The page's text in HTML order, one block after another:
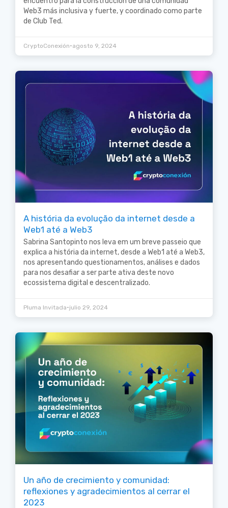
Web3 más inclusiva y fuerte, y coordinado como parte
de Club Ted.
CryptoConexión•agosto 9, 2024
A história da evolução da internet desde a
Web1 até a Web3
Sabrina Santopinto nos leva em um breve passeio que
explica a história da internet, desde a Web1 até a Web3,
nos apresentando questionamentos, análises e dados
para nos desafiar a ser parte ativa deste novo
ecossistema digital e descentralizado.
Pluma Invitada•julio 29, 2024
Un año de crecimiento y comunidad:
reflexiones y agradecimientos al cerrar el
2023